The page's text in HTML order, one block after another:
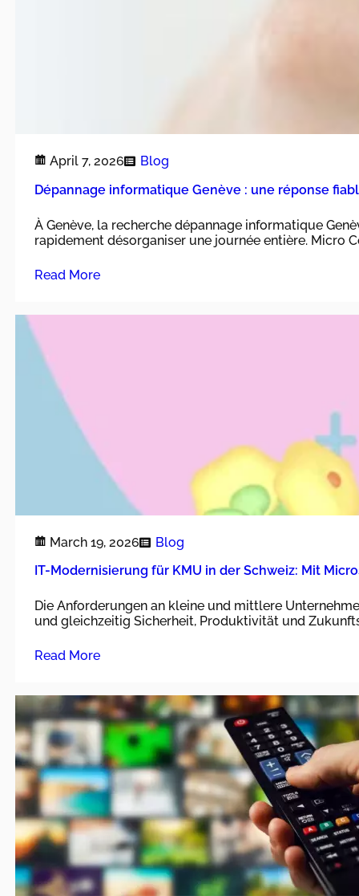
April 7, 2026
Blog
Dépannage informatique Genève : une réponse
À Genève, la recherche dépannage informatique
rapidement désorganiser une journée entière. Micro
Read More
March 19, 2026
Blog
IT-Modernisierung für KMU in der Schweiz: Mit
Die Anforderungen an kleine und mittlere
und gleichzeitig Sicherheit, Produktivität und
Read More